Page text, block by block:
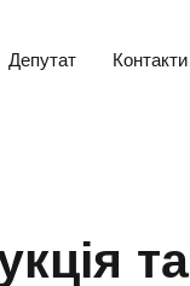
Депутат Контакти
та